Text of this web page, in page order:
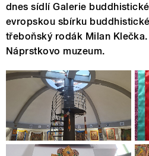
dnes sídlí Galerie
evropskou sbírku
třeboňský rodák Milan
Náprstkovo muzeum.